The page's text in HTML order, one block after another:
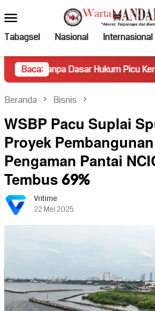
ke
kontenMobile
Tabagsel Nasional Internasional
Baca:
Dasar Hukum Picu Keresahan
Beranda Bisnis
WSBP Pacu Suplai
Proyek
Pengaman Pantai
Tembus 69%
Vritime
22 Mei 2025